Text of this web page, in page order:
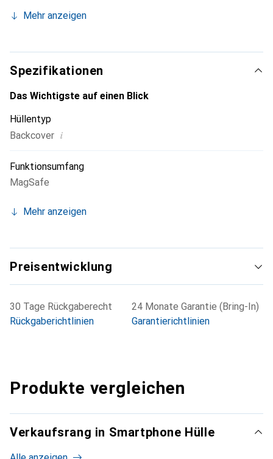
schicken und unverzichtbaren Accessoire für Ihr
hochwertigen Produkte anerkannt und eine zuverlässige
Wahl für eine anspruchsvolle Kundschaft.
Mehr anzeigen
Spezifikationen
Das Wichtigste auf einen Blick
Hüllentyp
Backcover i
Funktionsumfang
MagSafe
Mehr anzeigen
Preisentwicklung
30 Tage Rückgaberecht
Rückgaberichtlinien
24 Monate Garantie (Bring-In)
Garantierichtlinien
Produkte vergleichen
Verkaufsrang in Smartphone Hülle